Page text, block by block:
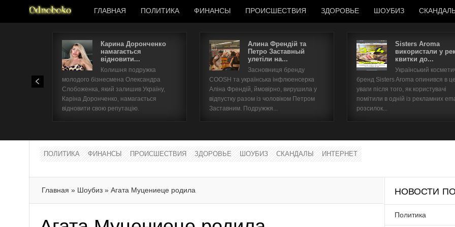
ГЛАВНАЯ ПОЛИТИКА ФИНАНСЫ ПРОИСШЕСТВИЯ ЗДОРОВЬЕ ШОУБИЗ
Карина Доронченко
намагається
відновити...
Колишня подружка
молодого бізнесмена Олександра
Слобоженка, який залишив Україну,
Каріна Доронченко, намагається
відновити свою репутацію.
Алина Френдій та
Петро Заставный
улетіли на...
Засновниця бренду
COOSH та українська інфлюенсерка
Аліна Френдій, ймовірно, вирушила у
відпустку разом із чоловіком Петром
Заставним. Подружжя...
Sisters Aroma
використали у
квитки до...
Український
бренд Sisters Aroma опинився в
уваги після того, як користувачі
помітили в одній із рекламних
розсилок...
ПОЛИТИКА ФИНАНСЫ ПРОИСШЕСТВИЯ ЗДОРОВЬЕ ШОУБИЗ СКАНДАЛЫ ИНТЕРНЕТ
Главная » Шоубиз » Агата Муцениеце родила НОВОСТИ
Политика
Имя пользователя
Забыли имя пользователя?